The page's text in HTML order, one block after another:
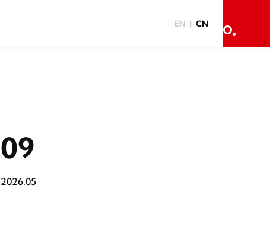
EN CN
09
2026.05